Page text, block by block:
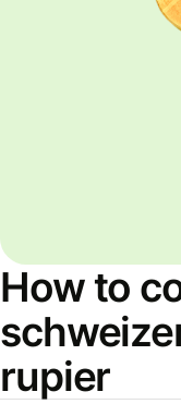
How to
rupier